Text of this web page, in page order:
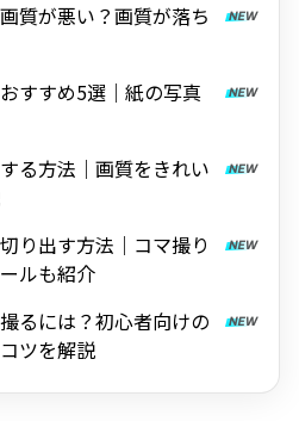
質が悪い？画質が落ち
すすめ5選｜紙の写真
る方法｜画質をきれい
り出す方法｜コマ撮り
ルも紹介
るには？初心者向けの
ツを解説